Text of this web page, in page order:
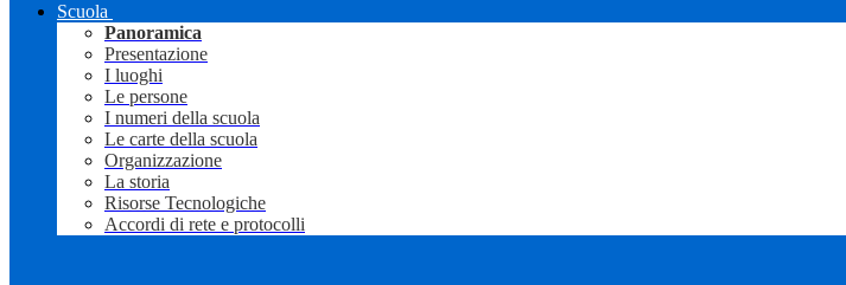
Scuola
Panoramica
Presentazione
I luoghi
Le persone
I numeri della scuola
Le carte della scuola
Organizzazione
La storia
Risorse Tecnologiche
Accordi di rete e protocolli